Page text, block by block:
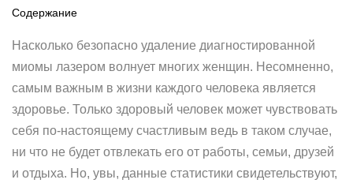
Содержание
Насколько безопасно удаление диагностированной
миомы лазером волнует многих женщин. Несомненно,
самым важным в жизни каждого человека является
здоровье. Только здоровый человек может чувствовать
себя по-настоящему счастливым ведь в таком случае,
ни что не будет отвлекать его от работы, семьи, друзей
и отдыха. Но, увы, данные статистики свидетельствуют,